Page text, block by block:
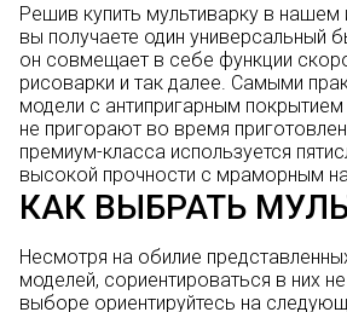
Решив купить мультиварку в нашем
вы получаете один универсальный
он совмещает в себе функции
рисоварки и так далее. Самыми
модели с антипригарным
не пригорают во время
премиум-класса используется
высокой прочности с мраморным
КАК ВЫБРАТЬ
Несмотря на обилие
моделей, сориентироваться в них
выборе ориентируйтесь на